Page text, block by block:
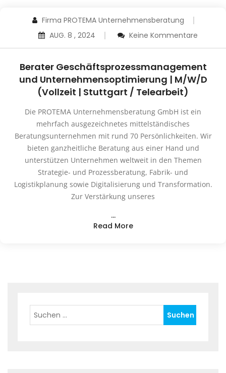
Firma PROTEMA Unternehmensberatung
AUG. 8 , 2024
Keine Kommentare
Berater Geschäftsprozessmanagement
und Unternehmensoptimierung | M/W/D
(Vollzeit | Stuttgart / Telearbeit)
Die PROTEMA Unternehmensberatung GmbH ist ein
mehrfach ausgezeichnetes mittelständisches
Beratungsunternehmen mit rund 70 Persönlichkeiten. Wir
bieten ganzheitliche Beratung aus einer Hand und
unterstützen Unternehmen weltweit in den Themen
Strategie- und Prozessberatung, Fabrik- und
Logistikplanung sowie Digitalisierung und Transformation.
Zur Verstärkung unseres
…
Read More